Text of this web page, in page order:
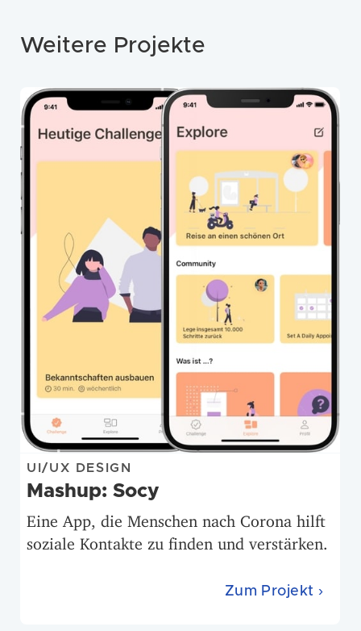
Weitere Projekte
UI/UX DESIGN
Mashup: Socy
Eine App, die Menschen nach Corona hilft
soziale Kontakte zu finden und verstärken.
Zum Projekt ›